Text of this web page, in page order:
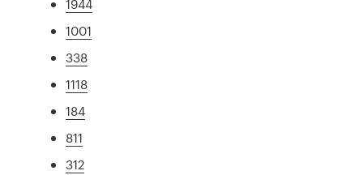
1944
1001
338
1118
184
811
312